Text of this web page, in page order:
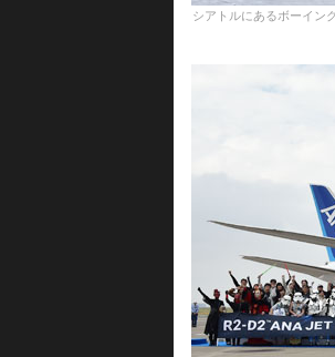
シアトルにあるボーイン